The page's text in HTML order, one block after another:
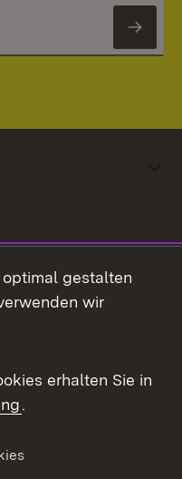
optimal gestalten
wir
erhalten Sie in
.